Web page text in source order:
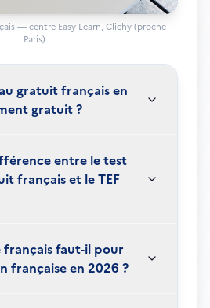
— centre Easy Learn, Clichy (proche
Paris)
gratuit français en
gratuit ?
entre le test
français et le TEF
français faut-il pour
française en 2026 ?